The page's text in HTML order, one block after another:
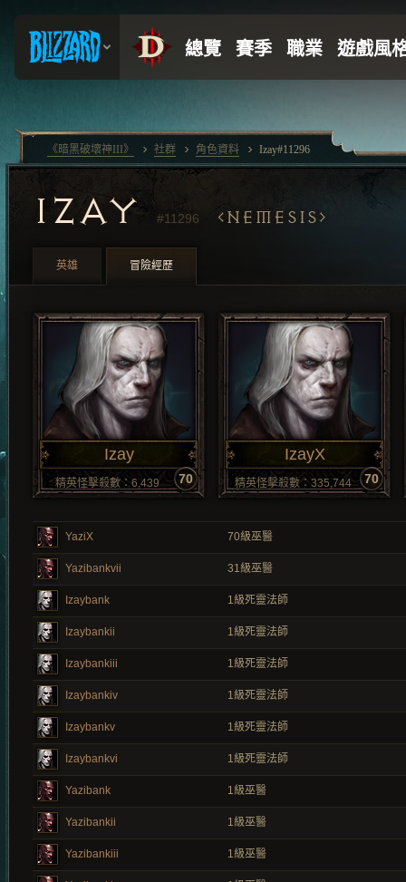
IZAY #11296 NEMESIS
英雄 冒險經歷
Izay
精英怪擊殺數：6,439 70
IzayX
精英怪擊殺數：335,744 70
YaziX 70級巫醫
Yazibankvii 31級巫醫
Izaybank 1級死靈法師
Izaybankii 1級死靈法師
Izaybankiii 1級死靈法師
Izaybankiv 1級死靈法師
Izaybankv 1級死靈法師
Izaybankvi 1級死靈法師
Yazibank 1級巫醫
Yazibankii 1級巫醫
Yazibankiii 1級巫醫
《暗黑破壞神III》 社群 角色資料 Izay#11296